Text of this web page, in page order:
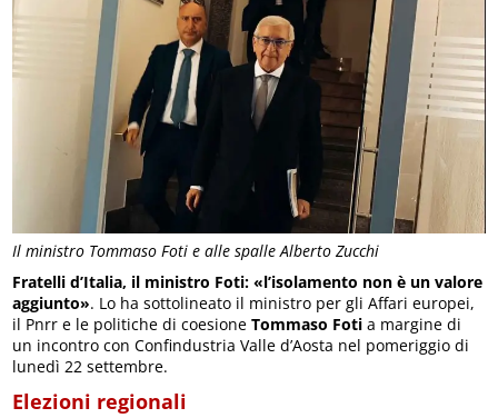
Il ministro Tommaso Foti e alle spalle Alberto Zucchi
Fratelli d’Italia, il ministro Foti: «l’isolamento non è un valore
aggiunto». Lo ha sottolineato il ministro per gli Affari europei,
il Pnrr e le politiche di coesione Tommaso Foti a margine di
un incontro con Confindustria Valle d’Aosta nel pomeriggio di
lunedì 22 settembre.
Elezioni regionali